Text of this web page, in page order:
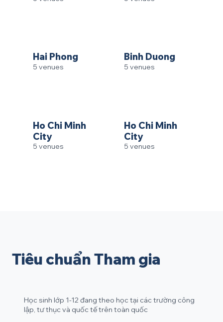
Hai Phong
5 venues
Binh Duong
5 venues
Ho Chi Minh
City
5 venues
Ho Chi Minh
City
5 venues
Tiêu chuẩn Tham gia
Học sinh lớp 1-12 đang theo học tại các trường công
lập, tư thục và quốc tế trên toàn quốc